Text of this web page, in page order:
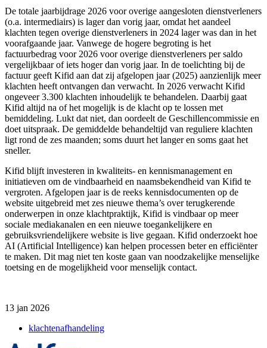
De totale jaarbijdrage 2026 voor overige aangesloten dienstverleners
(o.a. intermediairs) is lager dan vorig jaar, omdat het aandeel
klachten tegen overige dienstverleners in 2024 lager was dan in het
voorafgaande jaar. Vanwege de hogere begroting is het
factuurbedrag voor 2026 voor overige dienstverleners per saldo
vergelijkbaar of iets hoger dan vorig jaar. In de toelichting bij de
factuur geeft Kifid aan dat zij afgelopen jaar (2025) aanzienlijk meer
klachten heeft ontvangen dan verwacht. In 2026 verwacht Kifid
ongeveer 3.300 klachten inhoudelijk te behandelen. Daarbij gaat
Kifid altijd na of het mogelijk is de klacht op te lossen met
bemiddeling. Lukt dat niet, dan oordeelt de Geschillencommissie en
doet uitspraak. De gemiddelde behandeltijd van reguliere klachten
ligt rond de zes maanden; soms duurt het langer en soms gaat het
sneller.
Kifid blijft investeren in kwaliteits- en kennismanagement en
initiatieven om de vindbaarheid en naamsbekendheid van Kifid te
vergroten. Afgelopen jaar is de reeks kennisdocumenten op de
website uitgebreid met zes nieuwe thema’s over terugkerende
onderwerpen in onze klachtpraktijk, Kifid is vindbaar op meer
sociale mediakanalen en een nieuwe toegankelijkere en
gebruiksvriendelijkere website is live gegaan. Kifid onderzoekt hoe
AI (Artificial Intelligence) kan helpen processen beter en efficiënter
te maken. Dit mag niet ten koste gaan van noodzakelijke menselijke
toetsing en de mogelijkheid voor menselijk contact.
13 jan 2026
klachtenafhandeling